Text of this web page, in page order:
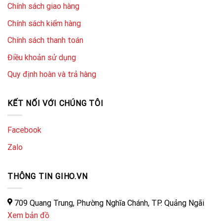
Hỗ trợ công nghệ Mars Tech, điều khiển đèn bằng
xung chống ngắt điện trực tiếp đèn thông minh
Aqara.
Hỗ trợ thay thế nhanh thiết bị hư hỏng.
Công tắc Aqara H2 chữ nhật bản quốc tế được thiết kế
để nâng cấp mà không
Chính sách giao hàng
Chính sách kiểm hàng
Chính sách thanh toán
Điều khoản sử dụng
Quy định hoàn và trả hàng
KẾT NỐI VỚI CHÚNG TÔI
Facebook
Zalo
THÔNG TIN GIHO.VN
709 Quang Trung, Phường Nghĩa Chánh, TP. Quảng Ngãi
Xem bản đồ